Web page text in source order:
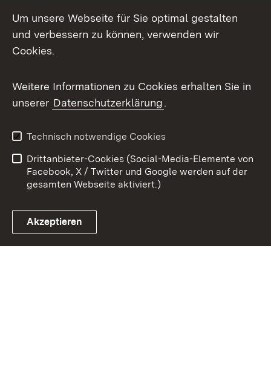
X / Twitter
Youtube
Link zum Landesportal
Kontakt
Datenschutz
Barrierefreiheit
Impressum
Cookies
Um unsere Webseite für Sie optimal gestalten
und verbessern zu können, verwenden wir
Cookies.
Weitere Informationen zu Cookies erhalten Sie in
unserer Datenschutzerklärung.
Technisch notwendige Cookies
Drittanbieter-Cookies (Social-Media-Elemente von
Facebook, X / Twitter und Google werden auf der
gesamten Webseite aktiviert.)
Akzeptieren